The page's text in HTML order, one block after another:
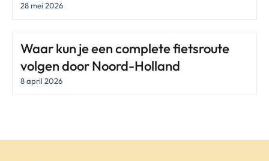
28 mei 2026
Waar kun je een complete fietsroute
volgen door Noord-Holland
8 april 2026